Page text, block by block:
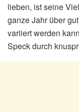
lieben, ist seine
ganze Jahr über
variiert werden
Speck durch